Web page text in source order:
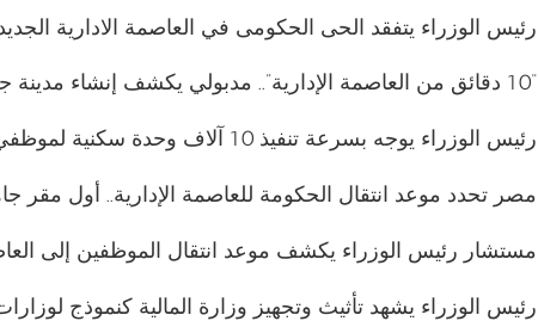
رئيس الوزراء يتفقد الحى الحكومى في العاصمة الادارية
“10 دقائق من العاصمة الإدارية”.. مدبولي يكشف إنشاء مدينة جديدة
رئيس الوزراء يوجه بسرعة تنفيذ 10 آلاف وحدة سكنية لموظفي العاصمة الإدارية
مصر تحدد موعد انتقال الحكومة للعاصمة الإدارية.. أول مقر
مستشار رئيس الوزراء يكشف موعد انتقال الموظفين إلى
رئيس الوزراء يشهد تأثيث وتجهيز وزارة المالية كنموذج